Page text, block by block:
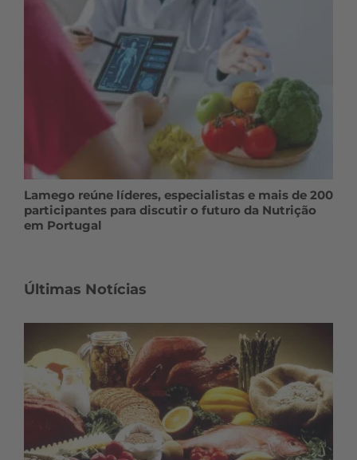
Lamego reúne líderes, especialistas e mais de 200
participantes para discutir o futuro da Nutrição
em Portugal
Últimas Notícias